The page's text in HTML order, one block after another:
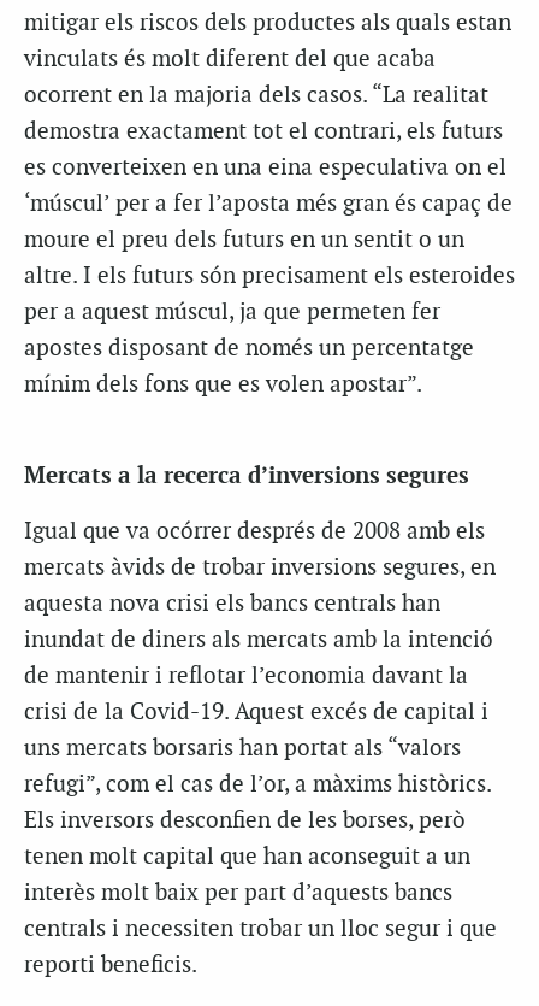
mitigar els riscos dels productes als quals estan
vinculats és molt diferent del que acaba
ocorrent en la majoria dels casos. “La realitat
demostra exactament tot el contrari, els futurs
es converteixen en una eina especulativa on el
‘múscul’ per a fer l’aposta més gran és capaç de
moure el preu dels futurs en un sentit o un
altre. I els futurs són precisament els esteroides
per a aquest múscul, ja que permeten fer
apostes disposant de només un percentatge
mínim dels fons que es volen apostar”.
Mercats a la recerca d’inversions segures
Igual que va ocórrer després de 2008 amb els
mercats àvids de trobar inversions segures, en
aquesta nova crisi els bancs centrals han
inundat de diners als mercats amb la intenció
de mantenir i reflotar l’economia davant la
crisi de la Covid-19. Aquest excés de capital i
uns mercats borsaris han portat als “valors
refugi”, com el cas de l’or, a màxims històrics.
Els inversors desconfien de les borses, però
tenen molt capital que han aconseguit a un
interès molt baix per part d’aquests bancs
centrals i necessiten trobar un lloc segur i que
reporti beneficis.